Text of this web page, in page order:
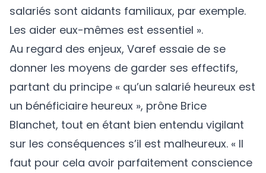
salariés sont aidants familiaux, par exemple.
Les aider eux-mêmes est essentiel ».
Au regard des enjeux, Varef essaie de se
donner les moyens de garder ses effectifs,
partant du principe « qu’un salarié heureux est
un bénéficiaire heureux », prône Brice
Blanchet, tout en étant bien entendu vigilant
sur les conséquences s’il est malheureux. « Il
faut pour cela avoir parfaitement conscience